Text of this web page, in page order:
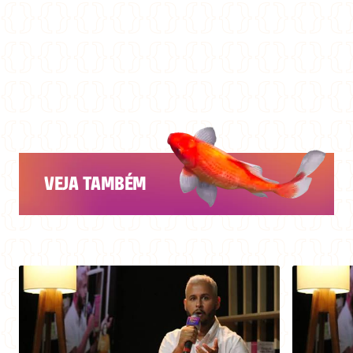
VEJA TAMBÉM